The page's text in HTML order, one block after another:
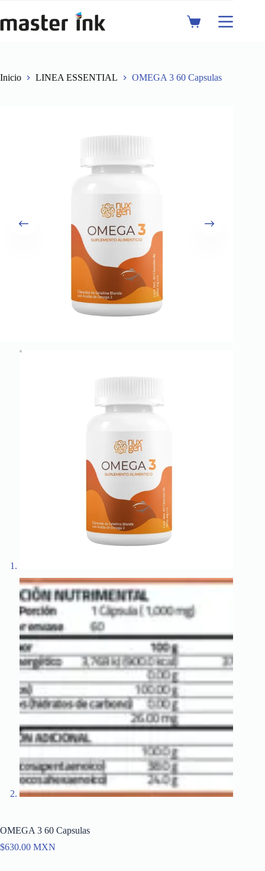
contenido
Shopping
Inicio LINEA ESSENTIAL OMEGA 3 60 Capsulas
OMEGA 3 60 Capsulas
$630.00 MXN